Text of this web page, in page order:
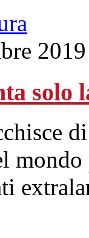
solo
mondo